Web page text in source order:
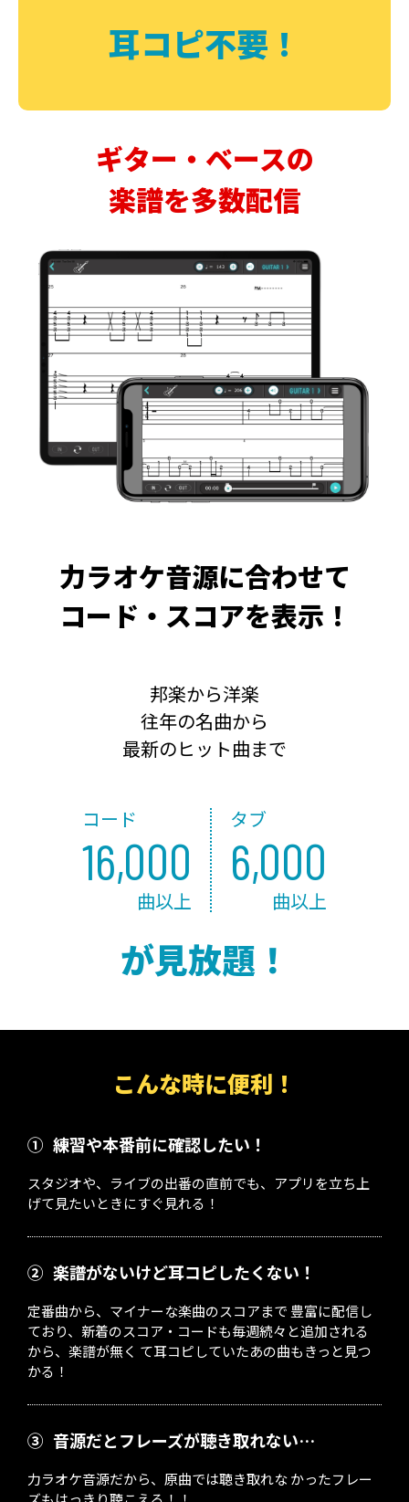
耳コピ不要！
ギター・ベースの
楽譜を多数配信
力ラオケ音源に合わせて
コード・スコアを表示！
邦楽から洋楽
往年の名曲から
最新のヒット曲まで
コード
16,000
曲以上
タブ
6,000
曲以上
が見放題！
こんな時に便利！
① 練習や本番前に確認したい！
スタジオや、ライブの出番の直前でも、アプリを立ち上
げて見たいときにすぐ見れる！
② 楽譜がないけど耳コピしたくない！
定番曲から、マイナーな楽曲のスコアまで 豊富に配信し
ており、新着のスコア・コードも毎週続々と追加される
から、楽譜が無く て耳コピしていたあの曲もきっと見つ
かる！
③ 音源だとフレーズが聴き取れない…
力ラオケ音源だから、原曲では聴き取れな かったフレー